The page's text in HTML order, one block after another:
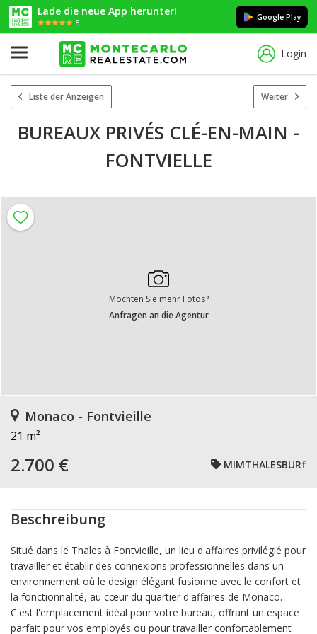
Lade die neue App herunter!
5
Google Play
Login
Liste der Anzeigen Weiter
BUREAUX PRIVÉS CLÉ-EN-MAIN -
FONTVIELLE
Möchten Sie mehr Fotos?
Anfragen an die Agentur
Monaco - Fontvieille
21 m²
2.700 € MIMTHALESBURf
Beschreibung
Situé dans le Thales à Fontvieille, un lieu d'affaires privilégié pour
travailler et établir des connexions professionnelles dans un
environnement où le design élégant fusionne avec le confort et
la fonctionnalité, au cœur du quartier d'affaires de Monaco.
C'est l'emplacement idéal pour votre bureau, offrant un espace
parfait pour vos employés ou pour travailler confortablement